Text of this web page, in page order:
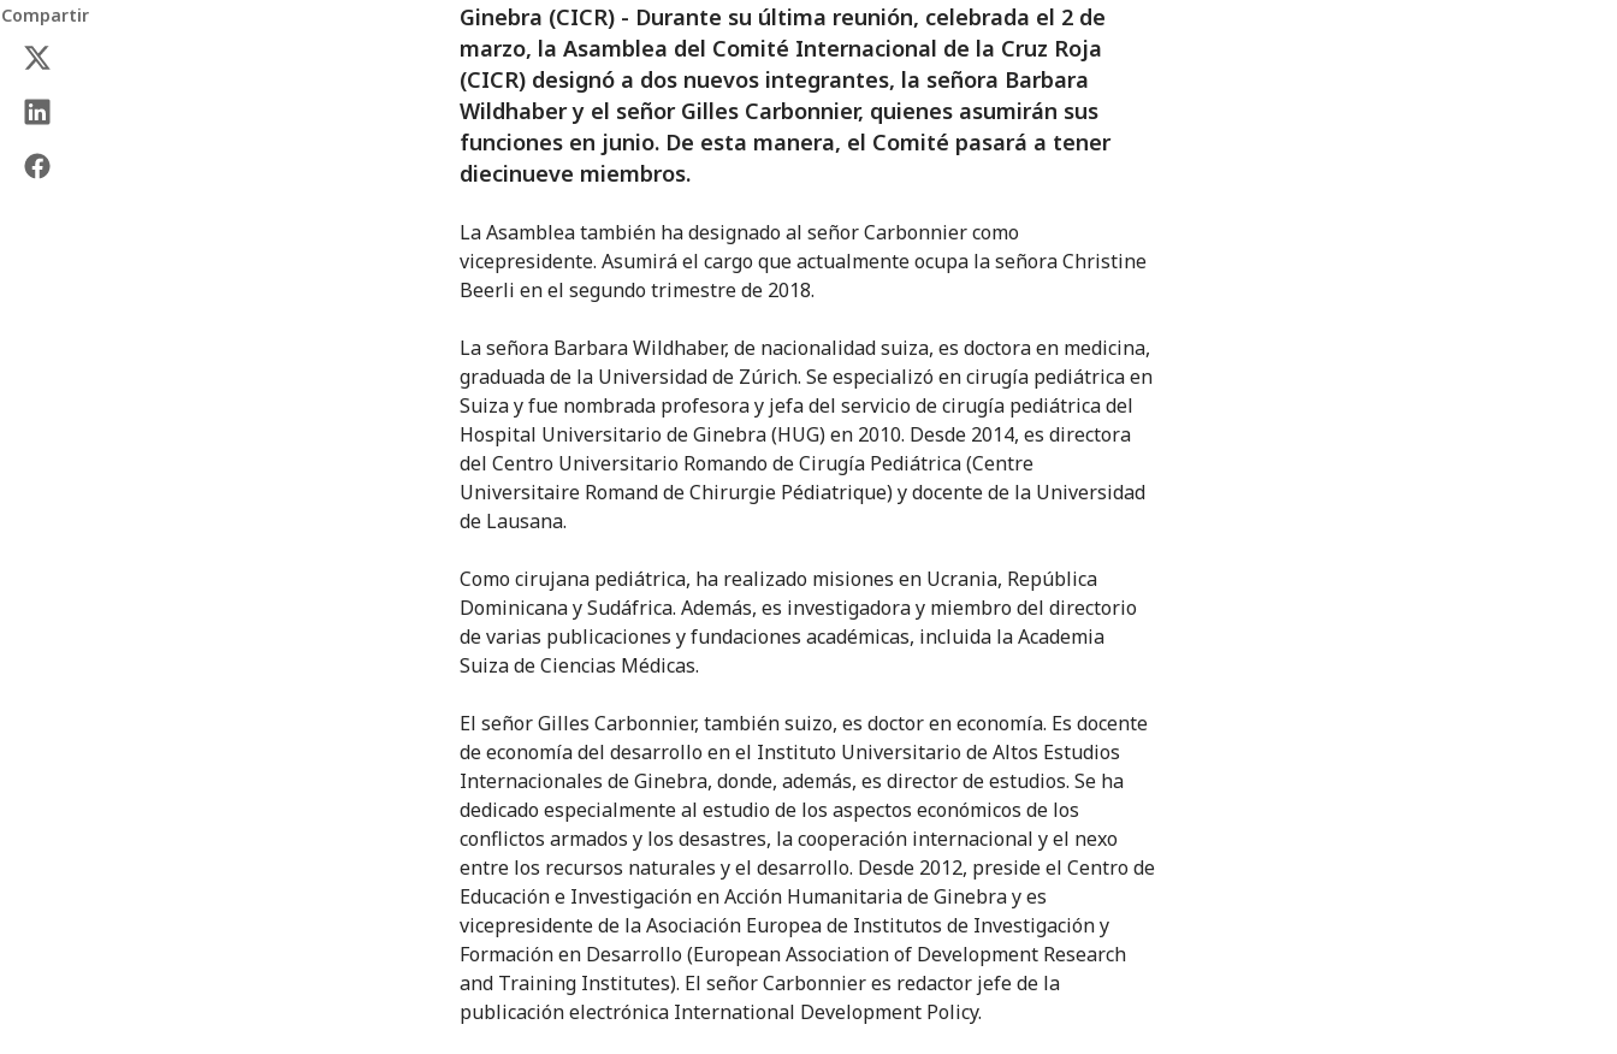
Compartir
Ginebra (CICR) - Durante su última reunión, celebrada el 2 de
marzo, la Asamblea del Comité Internacional de la Cruz Roja
(CICR) designó a dos nuevos integrantes, la señora Barbara
Wildhaber y el señor Gilles Carbonnier, quienes asumirán sus
funciones en junio. De esta manera, el Comité pasará a tener
diecinueve miembros.
La Asamblea también ha designado al señor Carbonnier como
vicepresidente. Asumirá el cargo que actualmente ocupa la señora Christine
Beerli en el segundo trimestre de 2018.
La señora Barbara Wildhaber, de nacionalidad suiza, es doctora en medicina,
graduada de la Universidad de Zúrich. Se especializó en cirugía pediátrica en
Suiza y fue nombrada profesora y jefa del servicio de cirugía pediátrica del
Hospital Universitario de Ginebra (HUG) en 2010. Desde 2014, es directora
del Centro Universitario Romando de Cirugía Pediátrica (Centre
Universitaire Romand de Chirurgie Pédiatrique) y docente de la Universidad
de Lausana.
Como cirujana pediátrica, ha realizado misiones en Ucrania, República
Dominicana y Sudáfrica. Además, es investigadora y miembro del directorio
de varias publicaciones y fundaciones académicas, incluida la Academia
Suiza de Ciencias Médicas.
El señor Gilles Carbonnier, también suizo, es doctor en economía. Es docente
de economía del desarrollo en el Instituto Universitario de Altos Estudios
Internacionales de Ginebra, donde, además, es director de estudios. Se ha
dedicado especialmente al estudio de los aspectos económicos de los
conflictos armados y los desastres, la cooperación internacional y el nexo
entre los recursos naturales y el desarrollo. Desde 2012, preside el Centro de
Educación e Investigación en Acción Humanitaria de Ginebra y es
vicepresidente de la Asociación Europea de Institutos de Investigación y
Formación en Desarrollo (European Association of Development Research
and Training Institutes). El señor Carbonnier es redactor jefe de la
publicación electrónica International Development Policy.